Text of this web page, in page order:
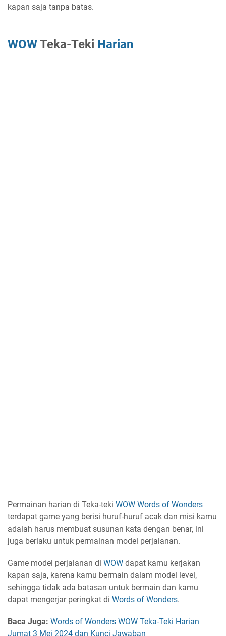
kapan saja tanpa batas.
WOWTeka-Teki Harian
Permainan harian di Teka-teki WOW Words of Wonders
terdapat game yang berisi huruf-huruf acak dan misi kamu
adalah harus membuat susunan kata dengan benar, ini
juga berlaku untuk permainan model perjalanan.
Game model perjalanan di WOW dapat kamu kerjakan
kapan saja, karena kamu bermain dalam model level,
sehingga tidak ada batasan untuk bermain dan kamu
dapat mengerjar peringkat di Words of Wonders.
Baca Juga: Words of Wonders WOW Teka-Teki Harian
Jumat 3 Mei 2024 dan Kunci Jawaban